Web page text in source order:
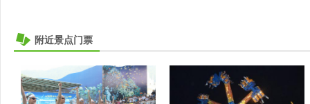
附近景点门票